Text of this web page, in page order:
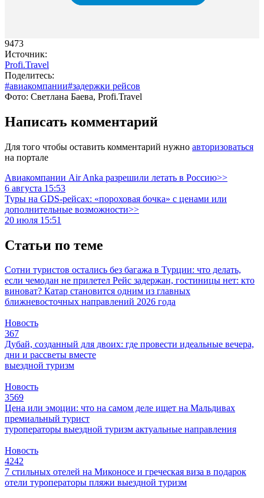
9473
Источник:
Profi.Travel
Поделитесь:
#авиакомпании#задержки рейсов
Фото: Светлана Баева, Profi.Travel
Написать комментарий
Для того чтобы оставить комментарий нужно авторизоваться
на портале
Авиакомпании Air Anka разрешили летать в Россию>>
6 августа 15:53
Туры на GDS-рейсах: «пороховая бочка» с ценами или
дополнительные возможности>>
20 июля 15:51
Статьи по теме
Сотни туристов остались без багажа в Турции: что делать,
если чемодан не прилетел Рейс задержан, гостиницы нет: кто
виноват? Катар становится одним из главных
ближневосточных направлений 2026 года
Новость
367
Дубай, созданный для двоих: где провести идеальные вечера,
дни и рассветы вместе
выездной туризм
Новость
3569
Цена или эмоции: что на самом деле ищет на Мальдивах
премиальный турист
туроператоры выездной туризм актуальные направления
Новость
4242
7 стильных отелей на Миконосе и греческая виза в подарок
отели туроператоры пляжи выездной туризм